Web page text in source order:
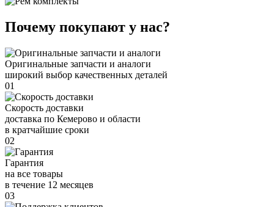
Почему покупают у нас?
Оригинальные запчасти и аналоги
широкий выбор качественных деталей
01
Скорость доставки
доставка по Кемерово и области
в кратчайшие сроки
02
Гарантия
на все товары
в течение 12 месяцев
03